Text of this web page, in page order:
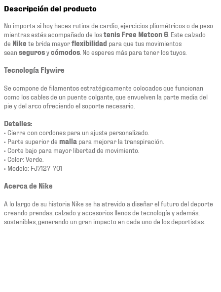
Descripción del producto
No importa si hoy haces rutina de cardio, ejercicios pliométricos o de peso
mientras estés acompañado de lostenis Free Metcon 6 . Este calzado
de Nike te brida mayorflexibilidad para que tus movimientos
seansegurosycómodos . No esperes más para tener los tuyos.
Tecnología Flywire
Se compone de filamentos estratégicamente colocados que funcionan
como los cables de un puente colgante, que envuelven la parte media del
pie y del arco ofreciendo el soporte necesario.
Detalles:
• Cierre con cordones para un ajuste personalizado.
• Parte superior de malla para mejorar la transpiración.
• Corte bajo para mayor libertad de movimiento.
• Color: Verde.
• Modelo: FJ7127-701
Acerca de Nike
A lo largo de su historia Nike se ha atrevido a diseñar el futuro del deporte
creando prendas, calzado y accesorios llenos de tecnología y además,
sostenibles, generando un gran impacto en cada uno de los deportistas.